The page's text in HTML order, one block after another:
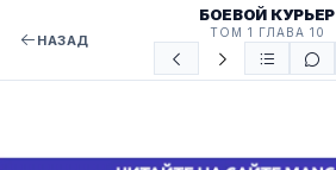
НАЗАД
БОЕВОЙ КУРЬЕР
ТОМ 1 ГЛАВА 10